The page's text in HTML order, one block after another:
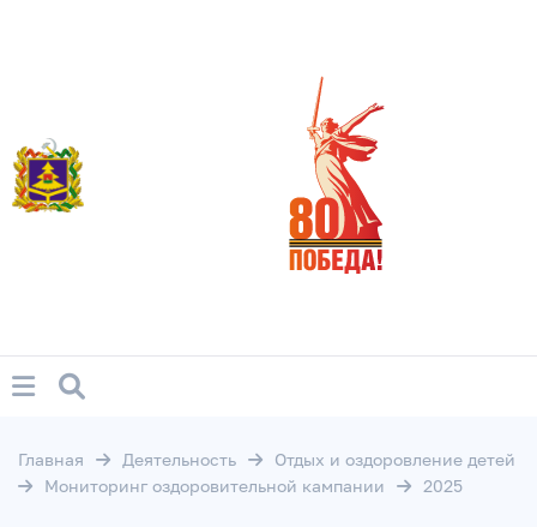
Главная Деятельность
Отдых и оздоровление детей
Мониторинг оздоровительной кампании
2025